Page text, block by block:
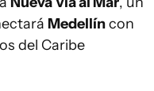
Medellíncon
del Caribe